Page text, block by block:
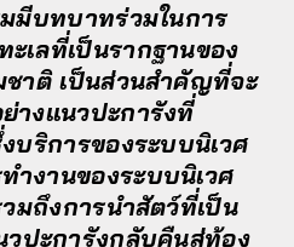
มมีบทบาทร่วมในการ
เลที่เป็นรากฐานของ
ชาติ เป็นส่วนสำคัญที่จะ
างแนวปะการังที่
บริการของระบบนิเวศ
ำงานของระบบนิเวศ
มถึงการนำสัตว์ที่เป็น
ปะการังกลับคืนสู่ท้อง